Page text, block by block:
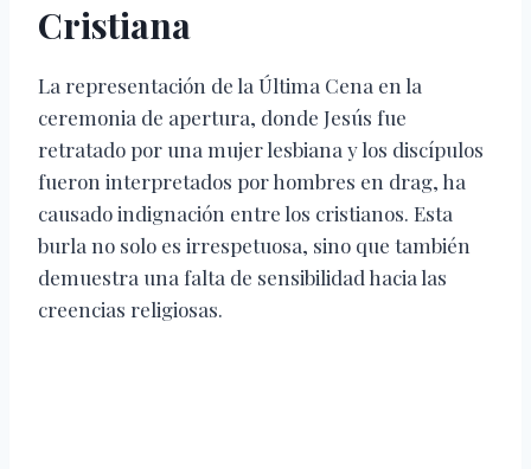
Cristiana
La representación de la Última Cena en la
ceremonia de apertura, donde Jesús fue
retratado por una mujer lesbiana y los discípulos
fueron interpretados por hombres en drag, ha
causado indignación entre los cristianos. Esta
burla no solo es irrespetuosa, sino que también
demuestra una falta de sensibilidad hacia las
creencias religiosas.